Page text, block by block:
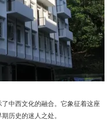
中西文化的融合。它象征着这座
历史的迷人之处。